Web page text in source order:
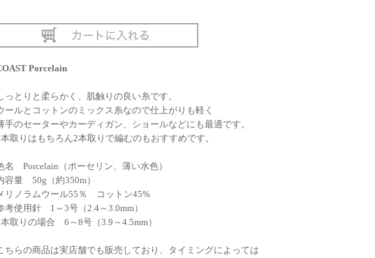
Porcelain
っとりと柔らかく、肌触りの良い糸です。
ールとコットンのミックス糸なので仕上がりも軽く
手のセーターやカーディガン、ショールなどにも最適です。
取りはもちろん2本取りで編むのもおすすめです。
名 Porcelain（ポーセリン、薄い水色）
容量 50g（約350m）
リノラムウール55％ コットン45%
考使用針 1～3号（2.4～3.0mm）
取りの場合 6～8号（3.9～4.5mm）
ちらの商品は実店舗でも販売しており、タイミングによっては